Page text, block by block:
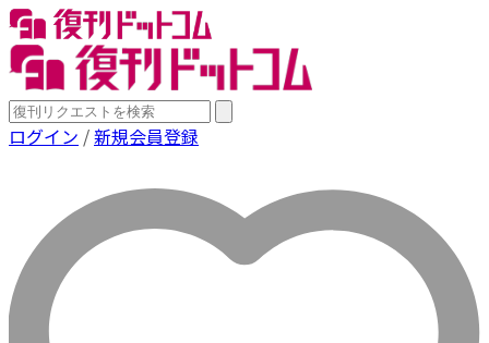
ログイン /新規会員登録